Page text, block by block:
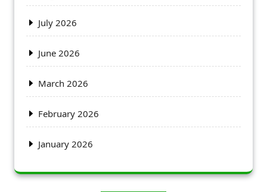
July 2026
June 2026
March 2026
February 2026
January 2026